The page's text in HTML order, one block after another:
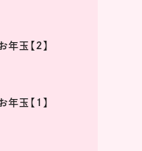
年玉【2】
年玉【1】